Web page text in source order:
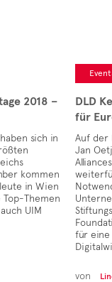
2018 –
sich in
kommen
in Wien
Themen
UIM
DLD
für
Auf der
Jan
für eine
von